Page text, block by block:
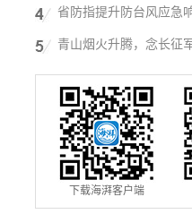
省防指提升防台风应急
青山烟火升腾，念长征
下载海湃客户端